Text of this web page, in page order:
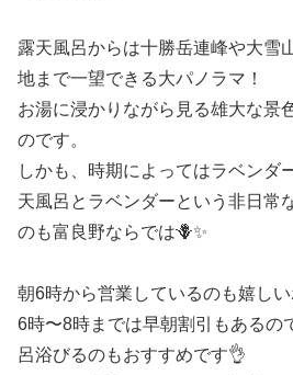
露天風呂からは十勝岳連峰や大雪
地まで一望できる大パノラマ！
お湯に浸かりながら見る雄大な景
のです。
しかも、時期によってはラベンダ
天風呂とラベンダーという非日常
のも富良野ならでは🪻✨
朝6時から営業しているのも嬉しい
6時〜8時までは早朝割引もあるの
呂浴びるのもおすすめです👌